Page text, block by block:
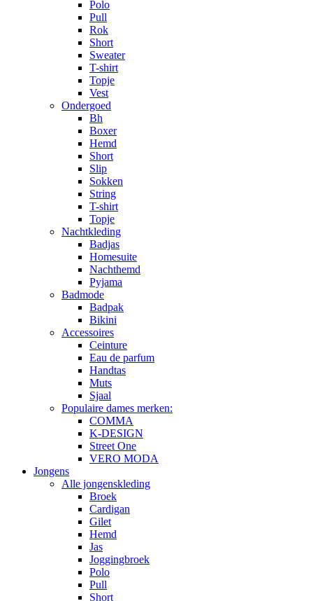
Polo
Pull
Rok
Short
Sweater
T-shirt
Topje
Vest
Ondergoed
Bh
Boxer
Hemd
Short
Slip
Sokken
String
T-shirt
Topje
Nachtkleding
Badjas
Homesuite
Nachthemd
Pyjama
Badmode
Badpak
Bikini
Accessoires
Ceinture
Eau de parfum
Handtas
Muts
Sjaal
Populaire dames merken:
COMMA
K-DESIGN
Street One
VERO MODA
Jongens
Alle jongenskleding
Broek
Cardigan
Gilet
Hemd
Jas
Joggingbroek
Polo
Pull
Short